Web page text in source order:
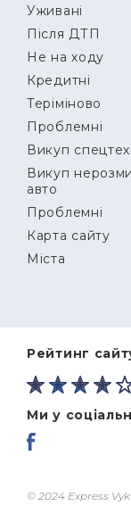
Уживані
Після ДТП
Не на ходу
Кредитні
Теріміново
Проблемні
Викуп
Викуп
авто
Проблемні
Карта сайту
Міста
Рейтинг
Ми у
© 2024 Express